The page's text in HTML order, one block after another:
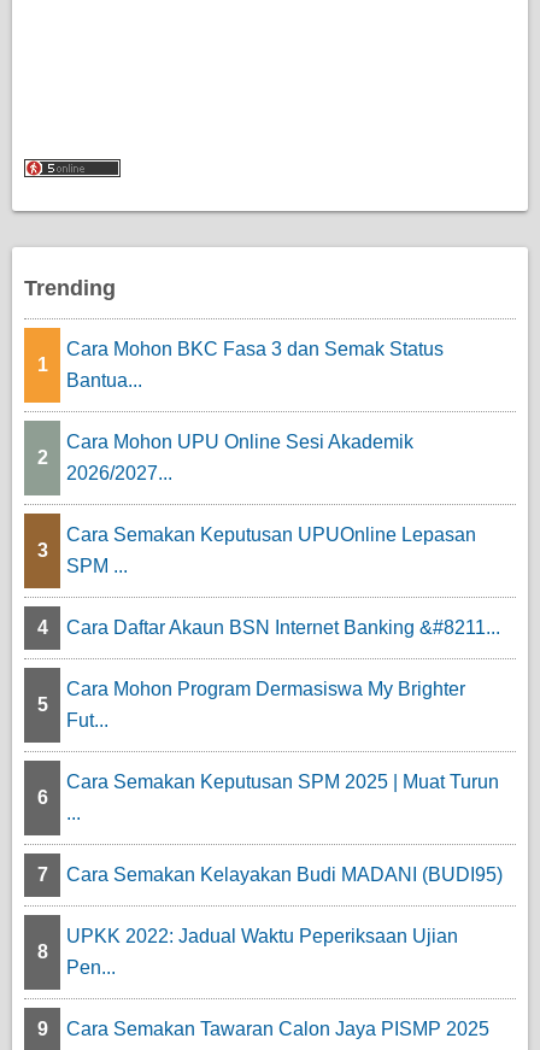
Trending
1
Cara Mohon BKC Fasa 3 dan Semak Status
Bantua...
2
Cara Mohon UPU Online Sesi Akademik
2026/2027...
3
Cara Semakan Keputusan UPUOnline Lepasan
SPM ...
4 Cara Daftar Akaun BSN Internet Banking &#8211...
5
Cara Mohon Program Dermasiswa My Brighter
Fut...
6
Cara Semakan Keputusan SPM 2025 | Muat Turun
...
7 Cara Semakan Kelayakan Budi MADANI (BUDI95)
8
UPKK 2022: Jadual Waktu Peperiksaan Ujian
Pen...
9 Cara Semakan Tawaran Calon Jaya PISMP 2025